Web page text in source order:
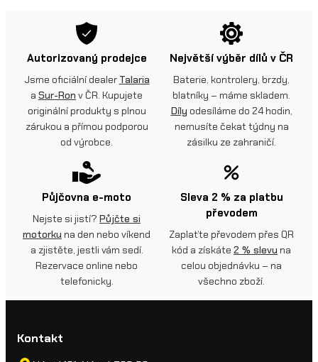
Autorizovaný prodejce
Jsme oficiální dealer Talaria
a Sur-Ron v ČR. Kupujete
originální produkty s plnou
zárukou a přímou podporou
od výrobce.
Největší výběr dílů v ČR
Baterie, kontrolery, brzdy,
blatníky – máme skladem.
Díly odesíláme do 24 hodin,
nemusíte čekat týdny na
zásilku ze zahraničí.
Půjčovna e-moto
Nejste si jistí? Půjčte si
motorku na den nebo víkend
a zjistěte, jestli vám sedí.
Rezervace online nebo
telefonicky.
Sleva 2 % za platbu
převodem
Zaplaťte převodem přes QR
kód a získáte 2 % slevu na
celou objednávku – na
všechno zboží.
Kontakt